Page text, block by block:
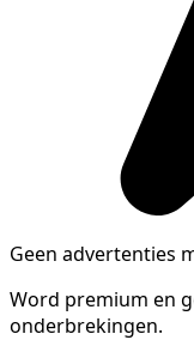
Geen advertenties
Word premium en
onderbrekingen.